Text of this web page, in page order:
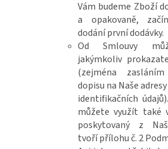
Vám budeme Zboží
a opakovaně,
dodání první dodávky.
Od Smlouvy
jakýmkoliv
(zejména
dopisu na Naše
identifikačních
můžete využít také
poskytovaný z
tvoří přílohu č. 2